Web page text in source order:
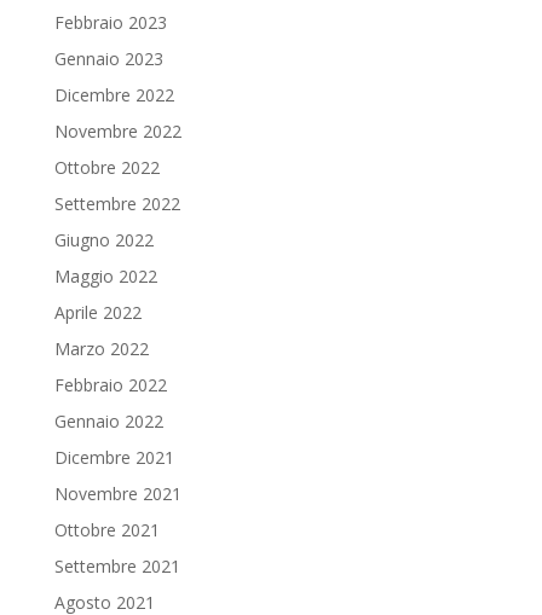
Febbraio 2023
Gennaio 2023
Dicembre 2022
Novembre 2022
Ottobre 2022
Settembre 2022
Giugno 2022
Maggio 2022
Aprile 2022
Marzo 2022
Febbraio 2022
Gennaio 2022
Dicembre 2021
Novembre 2021
Ottobre 2021
Settembre 2021
Agosto 2021